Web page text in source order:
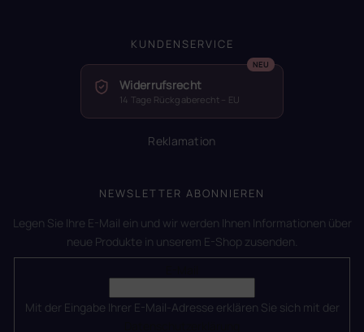
KUNDENSERVICE
Widerrufsrecht
14 Tage Rückgaberecht – EU
Reklamation
NEWSLETTER ABONNIEREN
Legen Sie Ihre E-Mail ein und wir werden Ihnen Informationen über
neue Produkte in unserem E-Shop zusenden.
Mit der Eingabe Ihrer E-Mail-Adresse erklären Sie sich mit der